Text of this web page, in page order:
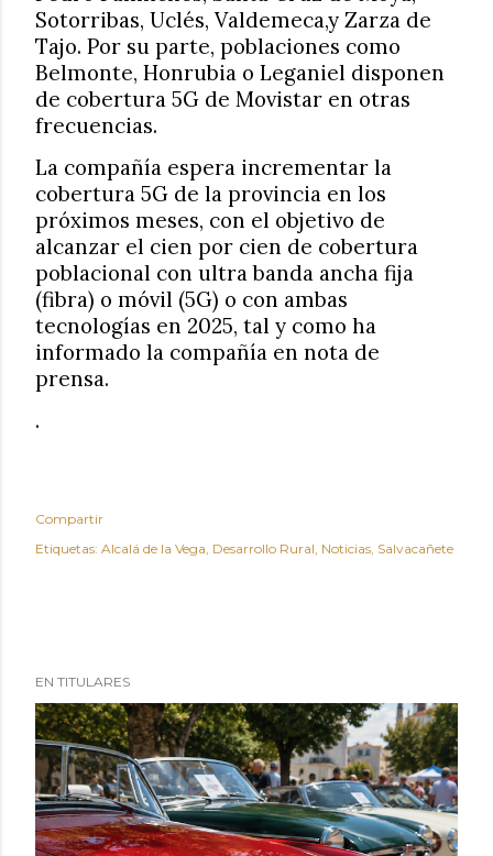
Sotorribas, Uclés, Valdemeca,y Zarza de
Tajo. Por su parte, poblaciones como
Belmonte, Honrubia o Leganiel disponen
de cobertura 5G de Movistar en otras
frecuencias.
La compañía espera incrementar la
cobertura 5G de la provincia en los
próximos meses, con el objetivo de
alcanzar el cien por cien de cobertura
poblacional con ultra banda ancha fija
(fibra) o móvil (5G) o con ambas
tecnologías en 2025, tal y como ha
informado la compañía en nota de
prensa.
.
Compartir
Etiquetas: Alcalá de la Vega Desarrollo Rural Noticias Salvacañete
EN TITULARES